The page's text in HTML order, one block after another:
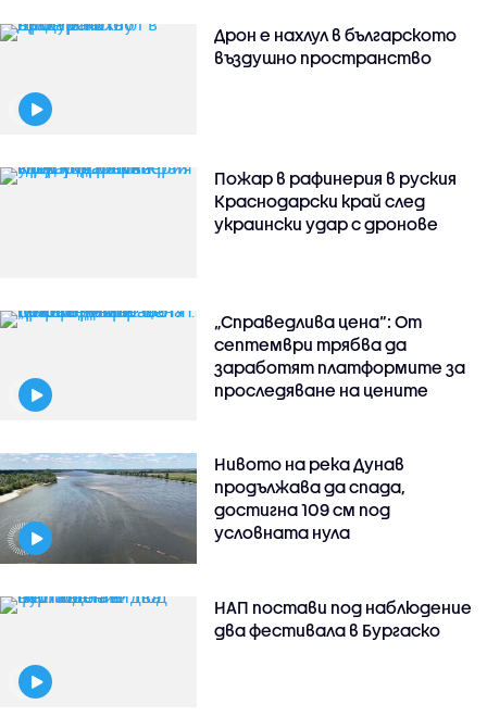
Дрон е нахлул в българското
въздушно пространство
Пожар в рафинерия в руския
Краснодарски край след
украински удар с дронове
„Справедлива цена“: От
септември трябва да
заработят платформите за
проследяване на цените
Нивото на река Дунав
продължава да спада,
достигна 109 см под
условната нула
НАП постави под наблюдение
два фестивала в Бургаско